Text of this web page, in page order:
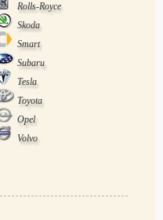
Rolls-Royce
Skoda
Smart
Subaru
Tesla
Toyota
Opel
Volvo